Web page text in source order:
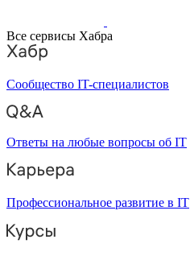
Все сервисы Хабра
Сообщество IT-специалистов
Ответы на любые вопросы об IT
Профессиональное развитие в IT